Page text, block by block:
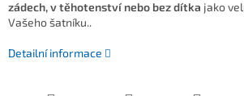
zádech, v těhotenství nebo bez dítka jako
Vašeho šatníku..
Detailní informace